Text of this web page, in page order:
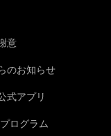
意
のお知らせ
式アプリ
ログラム